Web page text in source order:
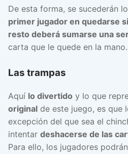
De esta forma, se sucederán
primer jugador en quedarse
resto deberá sumarse una
carta que le quede en la mano.
Las trampas
Aquí lo divertido y lo que
original de este juego, es que
excepción del que sea el
intentar deshacerse de las
Para ello, los jugadores